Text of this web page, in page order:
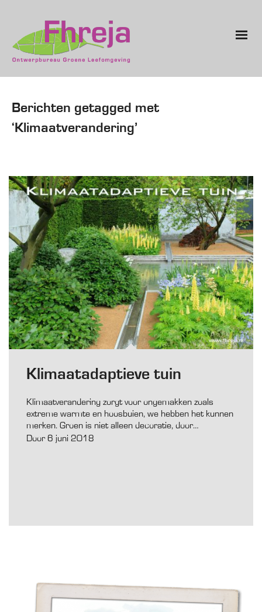
Berichten getagged met
‘Klimaatverandering’
Klimaatadaptieve tuin
Klimaatverandering zorgt voor ongemakken zoals
extreme warmte en hoosbuien, we hebben het kunnen
merken. Groen is niet alleen decoratie, door…
Door 6 juni 2018